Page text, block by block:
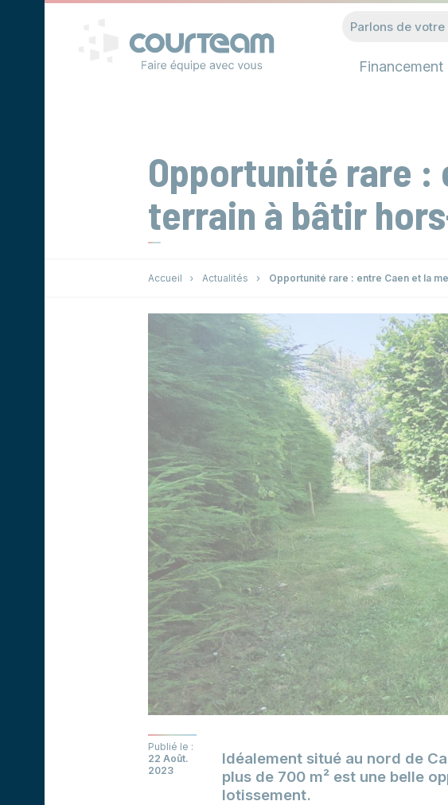
Parlons de
Financement
Opportunité rare :
terrain à bâtir
Accueil Actualités Opportunité rare : entre Caen et la
Publié le :
22 Août.
2023
Idéalement situé au nord de
plus de 700 m² est une belle
lotissement.
Panneau de gestion des cookies